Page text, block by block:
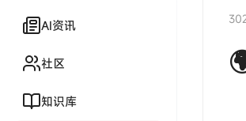
AI资讯
社区
知识库
30